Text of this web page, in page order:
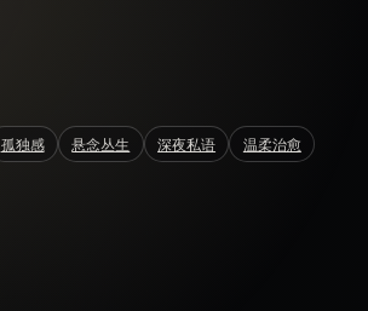
孤独感 悬念丛生 深夜私语 温柔治愈